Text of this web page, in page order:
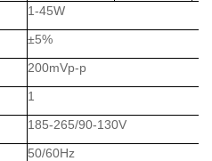
1-45W
±5%
200mVp-p
1
185-265/90-130V
50/60Hz